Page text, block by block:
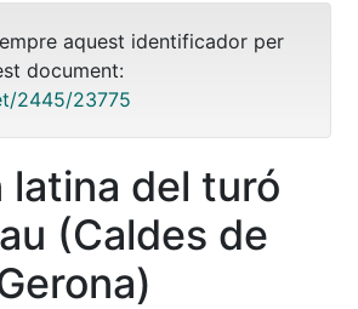
aquest identificador per
document:
2445/23775
latina del turó
(Caldes de